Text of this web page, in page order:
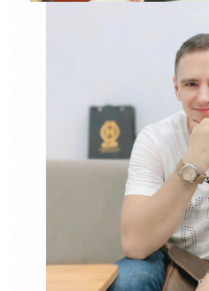
Hwatch Chuyên Nhập khẩu
Đồng Hồ Chính Hãng